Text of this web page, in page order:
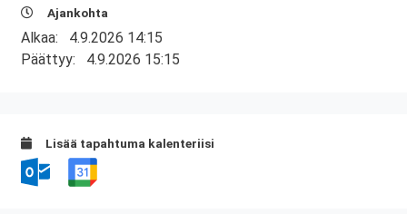
Ajankohta
Alkaa: 4.9.2026 14:15
Päättyy: 4.9.2026 15:15
Lisää tapahtuma kalenteriisi